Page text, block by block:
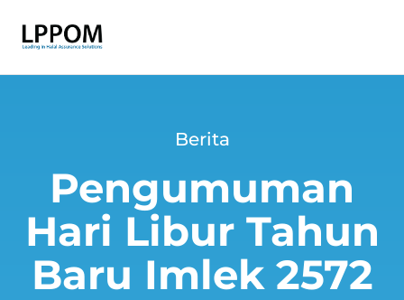
Berita
Pengumuman
Hari Libur Tahun
Baru Imlek 2572